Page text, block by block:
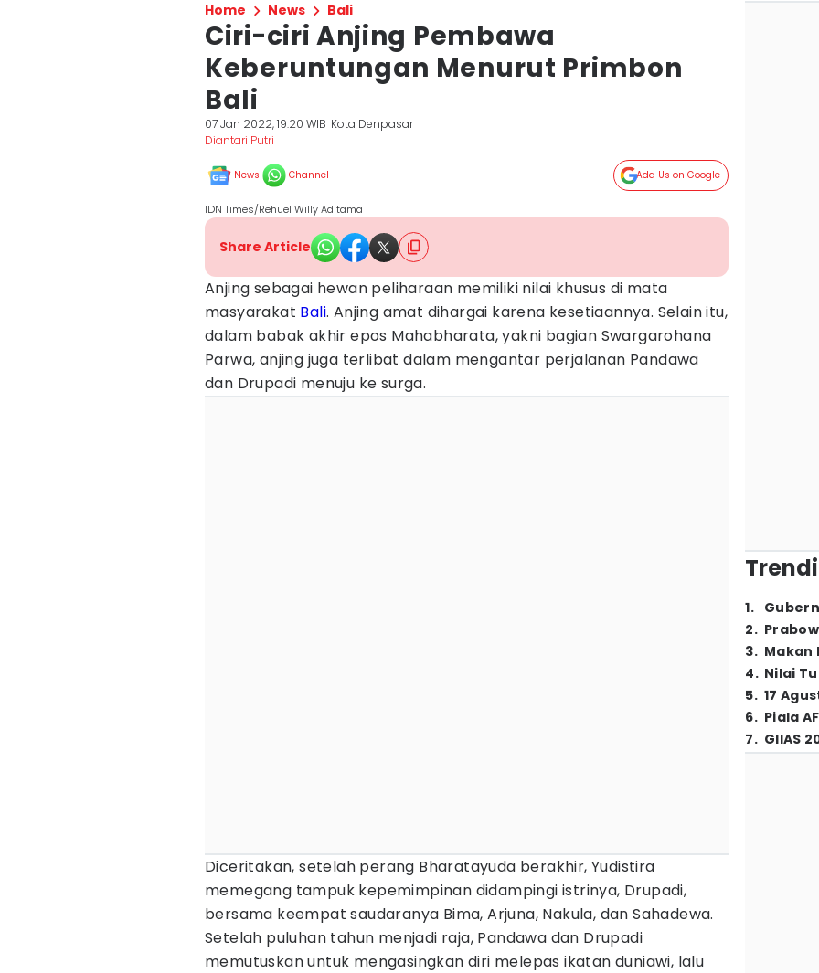
Home News Bali
Ciri-ciri Anjing Pembawa
Keberuntungan Menurut Primbon
Bali
07 Jan 2022, 19:20 WIB Kota Denpasar
Diantari Putri
News Channel Add Us on Google
IDN Times/Rehuel Willy Aditama
Share Article
Anjing sebagai hewan peliharaan memiliki nilai khusus di mata
masyarakat Bali. Anjing amat dihargai karena kesetiaannya. Selain itu,
dalam babak akhir epos Mahabharata, yakni bagian Swargarohana
Parwa, anjing juga terlibat dalam mengantar perjalanan Pandawa
dan Drupadi menuju ke surga.
Diceritakan, setelah perang Bharatayuda berakhir, Yudistira
memegang tampuk kepemimpinan didampingi istrinya, Drupadi,
bersama keempat saudaranya Bima, Arjuna, Nakula, dan Sahadewa.
Setelah puluhan tahun menjadi raja, Pandawa dan Drupadi
memutuskan untuk mengasingkan diri melepas ikatan duniawi, lalu
1.
2.
3. Makan
4. Nilai
5. 17
6. Piala
7. GIIAS